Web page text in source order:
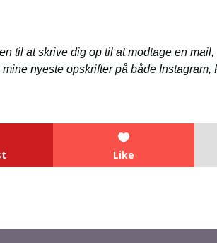
til at skrive dig op til at modtage en
nyeste opskrifter på både Instagram,
Like